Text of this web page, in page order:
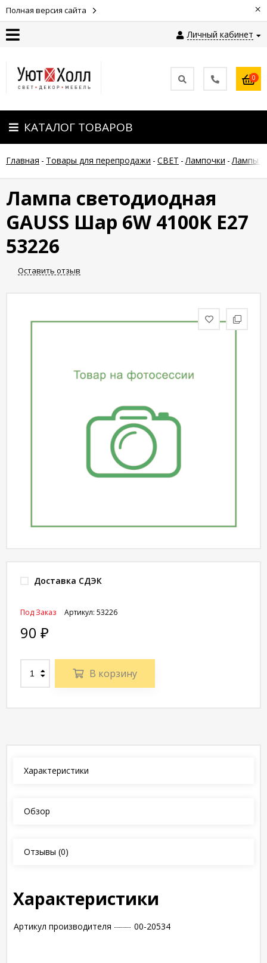
Полная версия сайта ×
Личный кабинет
Оплата
Доставка
Гарантия
возврат
Новости
статьи
0
КАТАЛОГ ТОВАРОВ
Главная - Товары для перепродажи - СВЕТ - Лампочки - Лампы
Лампа светодиодная
GAUSS Шар 6W 4100K E27
53226
Оставить отзыв
Доставка СДЭК
Артикул: 53226
Под Заказ
90 ₽
В корзину
Характеристики
Обзор
Отзывы (0)
Характеристики
Артикул производителя 00-20534